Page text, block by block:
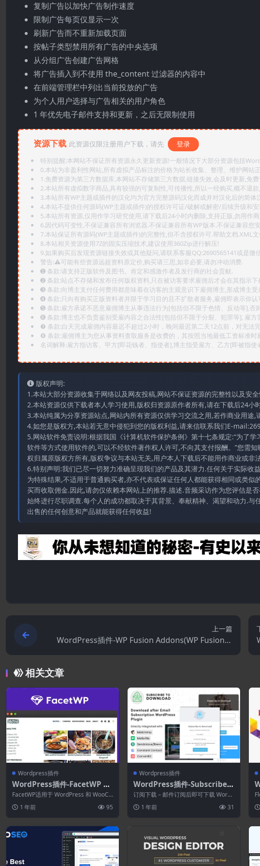
复制广告以加快广告制作速度
限制广告每页仅显示一次
刷新广告而不重新加载页面
按帖子类型禁用所有广告的中央选项
从分组广告创建广告网格
将广告插入到不使用 the_content 过滤器的内容中
在前端管理栏中列出当前投放的广告
为个人用户选择与广告相关的用户角色
1 年优先电子邮件支持和更新，之后无限制使用
资源下载 此资源仅限注册用户下载，请先 登录
特别提醒:本网站不保证所有资源永久更新资源!一般情况下大部分资源包括
0.本站为非盈利性网站,所有虚拟产品标注的价格为站长收集、整理、维护网站
1.免费资源为第三方数据库,本网站不存储第三方数据,链接失效,会及时更新,免
2.本站所有虚拟数字商品,具有较强的可复制性,可传播性,所以一经购买,概不退
3.本站所有WP主题或插件的汉化均为官方完整源码汉化而成并对汉化后的简体
4.本站不提供任何源码(WP主题或插件)的授权许可证/破解或解密/后续升级和
5.本站所有资源,仅用作学习研究使用,请下载后24小时内删除,支持正版,勿用作
6.因代码可变性,不保证兼容所有浏览器.不保证兼容所有WP版本.不保证兼容您
7.本站保证所有源码(WP主题或插件)的完整性,但不含授权许可.帮助文档.XML
8.本站相关资源使用7Z的固实压缩技术,建议使用360Zip进行解压!
9.如果购买后发现资源链接失效或其他疑问,请联系客服QQ:2690565141或是微
警告:⚠️可能有些资源远超资料原定价,购买请三思,如非必要,请勿冲动消费.
➊️ 条款:请支持正版软件及图书。肯定和感激作者及发行商的社会贡献.
➋️ 条款:站点不存储和发布任何版权资料,只在被访客要求雇佣后才会在其指示下
➌️ 条款:向博主支付任何费用都意味着在访客的主观意识下雇佣博主,形成博主受
➍️ 条款:只向有购买正版资料者并限于学习目的且不扩散者服务,雇佣即表示你认
➎ 条款:雇方承诺不恶意雇佣博主从事违法行为[包括但不限于色情、反动等],否
➏️ 条款:博主也不负责鉴别受雇内容之合法性[包括但不限于分裂、犯罪等], 雇方
❼ 条款:白天完成雇佣内容最迟不超过2小时，晚间最迟第二天12点前，对无法
❽ 条款:雇佣博主为您从事资料查取服务是收费的，其按照当地最低工资标准时
名词解释:雇方指访客、甲方[即花钱者、指使者],博主指受雇方、乙方[即被指使
版权声明:
1.本站大部分资源收集于网络以及网友投稿,网站不保证资源的完整性以及安全
2.本站资源仅供下载者本人学习使用,版权归资源原作者所有,请在下载后24小
3.本站纯属为分享资源站点,网站内所有资源仅供学习交流之用,若作商业用途,
4.如您是版权方,本站若无意中侵犯到您的版权利益,请来信联系我们E-
5.网站软件免责说明:根据我国《计算机软件保护条例》第十七条规定:“为了
软件等方式使用软件的,可以不经软件著作权人许可,不向其支付报酬。”您需
权归属原版权方所有,版权争议与本站无关,用户本人下载后不能用作商业或
6.特别声明:我们已尽一切努力准确呈现我们的产品及其潜力.任何关于实际
为特殊结果,不适用于普通购买者,亦不代表或保证任何人都能获得相同或类
买而收取佣金.因此,请勿仅依赖本网站上的推荐.描述.音频采访作为您评估是
始终进行尽职调查.每个人的成功都取决于其背景、奉献精神、渴望和动力.
出售的任何创意和产品就能获得任何收益!
上一篇
WordPress插件-WP Fusion Addons(WP Fusion拓
展)
相关文章
Wordpress插件
WordPress插件-FacetWP 4.
4.1–WordPress高级过滤
FacetWP适用于 WordPress 和 WooCo
1 年前 95
Wordpress插件
WordPress插件-Subscribe T
o Download 2.0.8
订阅下载 – 邮件订阅后即可下载 WordP
1 年前 31